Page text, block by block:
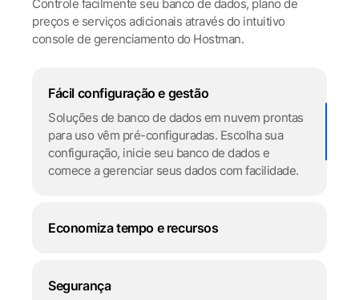
Controle facilmente seu banco de dados, plano de
preços e serviços adicionais através do intuitivo
console de gerenciamento do Hostman.
Fácil configuração e gestão
Soluções de banco de dados em nuvem prontas
para uso vêm pré-configuradas. Escolha sua
configuração, inicie seu banco de dados e
comece a gerenciar seus dados com facilidade.
Economiza tempo e recursos
Segurança